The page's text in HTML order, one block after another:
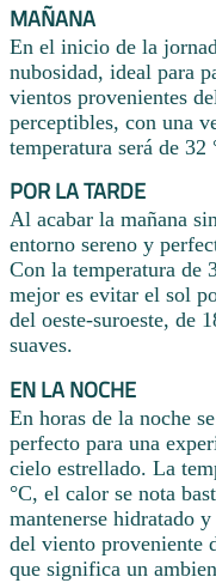
MAÑANA
En el inicio de la
nubosidad, ideal para
vientos provenientes
perceptibles, con una
temperatura será de 32
POR LA TARDE
Al acabar la mañana
entorno sereno y
Con la temperatura de
mejor es evitar el sol
del oeste-suroeste, de
suaves.
EN LA NOCHE
En horas de la noche
perfecto para una
cielo estrellado. La
°C, el calor se nota
mantenerse hidratado
del viento proveniente
que significa un